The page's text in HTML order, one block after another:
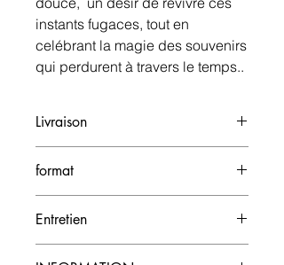
instants fugaces, tout en
celébrant la magie des souvenirs
qui perdurent à travers le temps..
Livraison
de 50 kms
format
Entretien